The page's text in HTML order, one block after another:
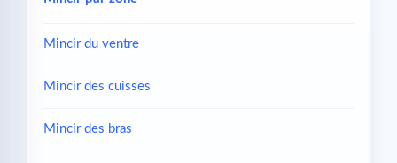
Mincir du ventre
Mincir des cuisses
Mincir des bras